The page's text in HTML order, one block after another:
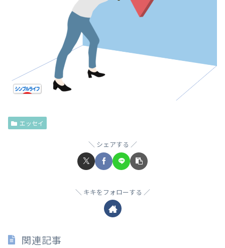
エッセイ
シェアする
キキをフォローする
関連記事